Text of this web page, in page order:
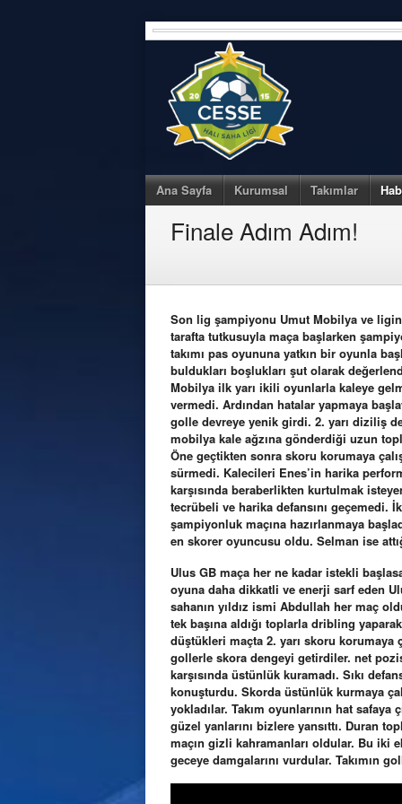
Skip
to
Ana Sayfa Kurumsal Takımlar
Finale Adım Adım!
Son lig şampiyonu Umut Mobilya ve
tarafta tutkusuyla maça başlarken
takımı pas oyununa yatkın bir oyunla
buldukları boşlukları şut olarak
Mobilya ilk yarı ikili oyunlarla kaleye
vermedi. Ardından hatalar yapmaya
golle devreye yenik girdi. 2. yarı diziliş
mobilya kale ağzına gönderdiği uzun
Öne geçtikten sonra skoru korumaya
sürmedi. Kalecileri Enes’in harika
karşısında beraberlikten kurtulmak
tecrübeli ve harika defansını
şampiyonluk maçına hazırlanmaya
en skorer oyuncusu oldu. Selman ise
Ulus GB maça her ne kadar istekli
oyuna daha dikkatli ve enerji sarf eden
sahanın yıldız ismi Abdullah her maç
tek başına aldığı toplarla dribling
düştükleri maçta 2. yarı skoru korumaya
gollerle skora dengeyi getirdiler. net
karşısında üstünlük kuramadı. Sıkı
konuşturdu. Skorda üstünlük kurmaya
yokladılar. Takım oyunlarının hat
güzel yanlarını bizlere yansıttı. Duran
maçın gizli kahramanları oldular. Bu iki
geceye damgalarını vurdular. Takımın